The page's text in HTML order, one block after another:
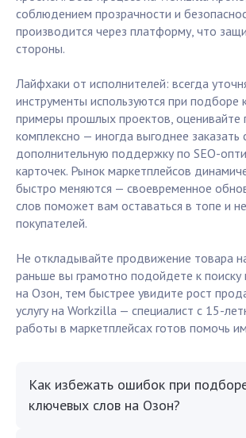
соблюдением прозрачности и
производится через платформу, что
стороны.
Лайфхаки от исполнителей: всегда
инструменты используются при подборе
примеры прошлых проектов, оценивайте
комплексно — иногда выгоднее заказать
дополнительную поддержку по SEO-
карточек. Рынок маркетплейсов
быстро меняются — своевременное
слов поможет вам оставаться в топе и
покупателей.
Не откладывайте продвижение товара
раньше вы грамотно подойдете к поиску
на Озон, тем быстрее увидите рост
услугу на Workzilla — специалист с 15-
работы в маркетплейсах готов помочь
Как избежать ошибок при
ключевых слов на Озон?